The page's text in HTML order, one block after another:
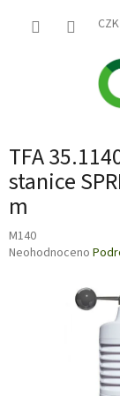
CZK
TFA
stanice
m
M140
Průměrné
Neohodnoceno